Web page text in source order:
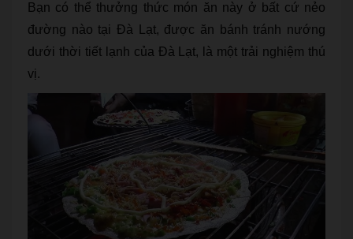
Bạn có thể thưởng thức món ăn này ở bất cứ nẻo
đường nào tại Đà Lạt, được ăn bánh tránh nướng
dưới thời tiết lạnh của Đà Lạt, là một trải nghiệm thú
vị.